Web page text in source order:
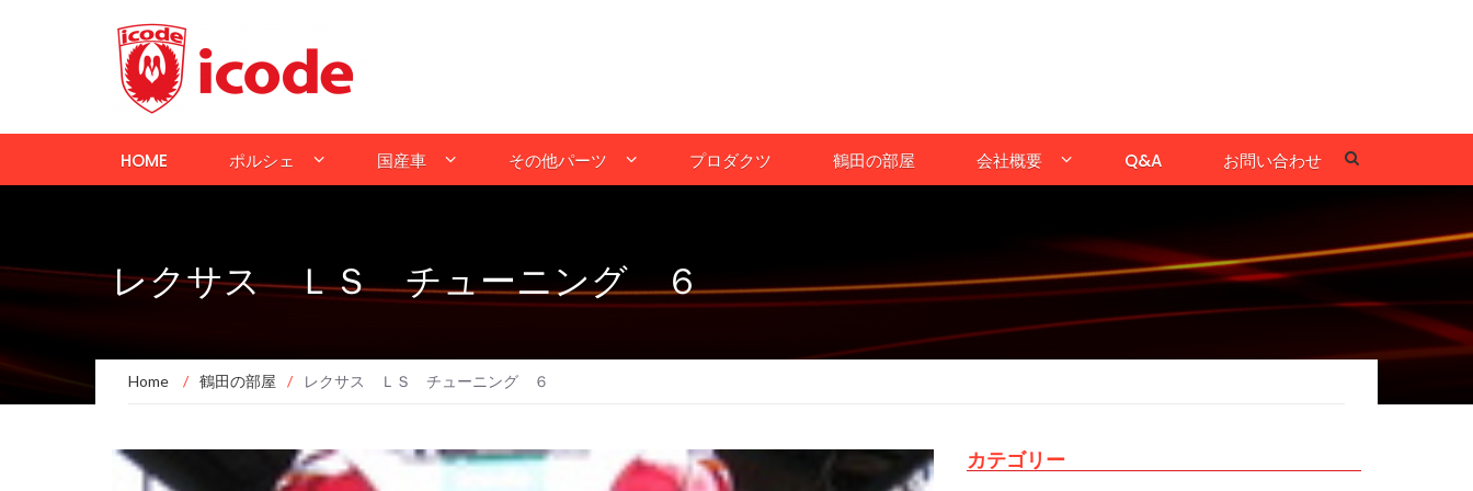
HOME ポルシェ 国産車 その他パーツ プロダクツ 鶴田の部屋 会社概要 Q&A お問い合わせ
レクサス ＬＳ チューニング ６
Home / 鶴田の部屋 / レクサス ＬＳ チューニング ６
カテゴリー